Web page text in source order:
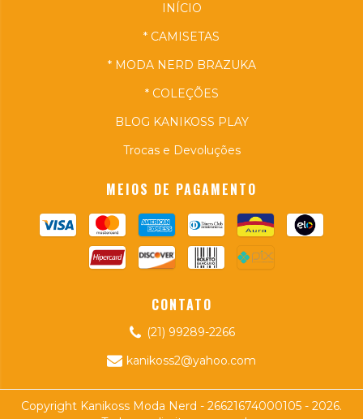
INÍCIO
* CAMISETAS
* MODA NERD BRAZUKA
* COLEÇÕES
BLOG KANIKOSS PLAY
Trocas e Devoluções
MEIOS DE PAGAMENTO
CONTATO
(21) 99289-2266
kanikoss2@yahoo.com
Copyright Kanikoss Moda Nerd - 26621674000105 - 2026.